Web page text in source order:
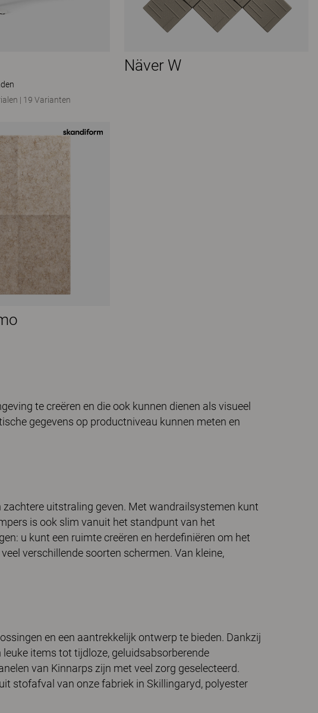
| 19 Varianten
Näver W
te creëren en die ook kunnen dienen als visueel
gegevens op productniveau kunnen meten en
uitstraling geven. Met wandrailsystemen kunt
is ook slim vanuit het standpunt van het
u kunt een ruimte creëren en herdefiniëren om het
verschillende soorten schermen. Van kleine,
en een aantrekkelijk ontwerp te bieden. Dankzij
items tot tijdloze, geluidsabsorberende
van Kinnarps zijn met veel zorg geselecteerd.
stofafval van onze fabriek in Skillingaryd, polyester